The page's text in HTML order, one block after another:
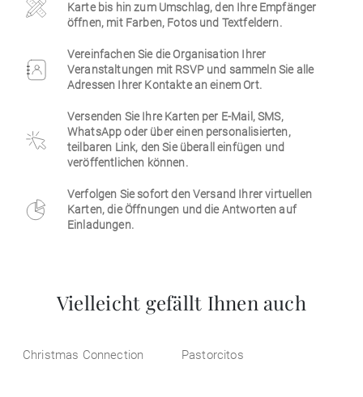
Karte bis hin zum Umschlag, den Ihre Empfänger
öffnen, mit Farben, Fotos und Textfeldern.
Vereinfachen Sie die Organisation Ihrer
Veranstaltungen mit RSVP und sammeln Sie alle
Adressen Ihrer Kontakte an einem Ort.
Versenden Sie Ihre Karten per E-Mail, SMS,
WhatsApp oder über einen personalisierten,
teilbaren Link, den Sie überall einfügen und
veröffentlichen können.
Verfolgen Sie sofort den Versand Ihrer virtuellen
Karten, die Öffnungen und die Antworten auf
Einladungen.
Vielleicht gefällt Ihnen auch
Christmas Connection Pastorcitos